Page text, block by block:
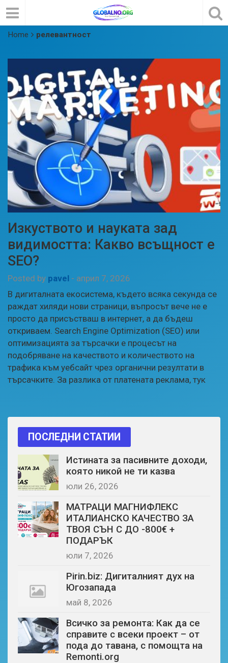
Home релевантност
Изкуството и науката зад
видимостта: Какво всъщност е
SEO?
Posted by pavel - април 7, 2026
В дигиталната екосистема, където всяка секунда се
раждат хиляди нови страници, въпросът вече не е
просто да присъстваш в интернет, а да бъдеш
откриваем. Search Engine Optimization (SEO) или
оптимизацията за търсачки е процесът на
подобряване на качеството и количеството на
трафика към уебсайт чрез органични резултати в
търсачките. За разлика от платената реклама, тук
ПОСЛЕДНИ СТАТИИ
Истината за пасивните доходи,
която никой не ти казва
юли 26, 2026
МАТРАЦИ МАГНИФЛЕКС
ИТАЛИАНСКО КАЧЕСТВО ЗА
ТВОЯ СЪН С ДО -800€ +
ПОДАРЪК
юли 7, 2026
Pirin.biz: Дигиталният дух на
Югозапада
май 8, 2026
Всичко за ремонта: Как да се
справите с всеки проект – от
пода до тавана, с помощта на
Remonti.org